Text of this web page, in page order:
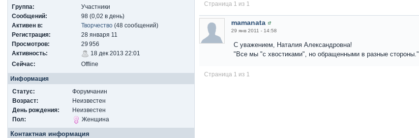
Группа:
Участники
Сообщений:
98 (0,02 в день)
Активен в:
Творчество (48 сообщений)
Регистрация:
28 января 11
Просмотров:
29 956
Активность:
18 дек 2013 22:01
Сейчас:
Offline
Информация
Статус:
Форумчанин
Возраст:
Неизвестен
День рождения:
Неизвестен
Пол:
Женщина
Контактная информация
Страница 1 из 1
mamanata
29 янв 2011 - 14:58
С уважением, Наталия Александровна!
"Все мы "с хвостиками", но обращенными в разные стороны."
Страница 1 из 1